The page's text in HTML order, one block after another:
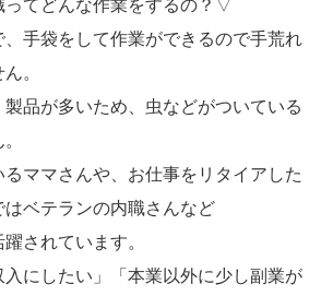
てどんな作業をするの？▽
手袋をして作業ができるので手荒れ
。
品が多いため、虫などがついている
ママさんや、お仕事をリタイアした
ベテランの内職さんなど
されています。
入にしたい」「本業以外に少し副業が